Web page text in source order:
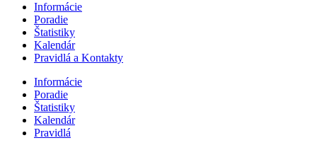
Informácie
Poradie
Štatistiky
Kalendár
Pravidlá a Kontakty
Informácie
Poradie
Štatistiky
Kalendár
Pravidlá